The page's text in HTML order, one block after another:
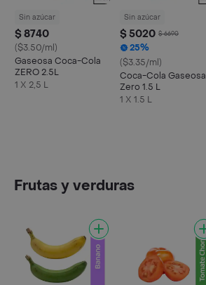
Sin azúcar
$ 8740
($3.50/ml)
Gaseosa Coca-Cola
ZERO 2.5L
1 X 2,5 L
Sin azúcar
$ 5020 $ 6690
25%
($3.35/ml)
Coca-Cola Gaseosa
Zero 1.5 L
1 X 1.5 L
Frutas y verduras